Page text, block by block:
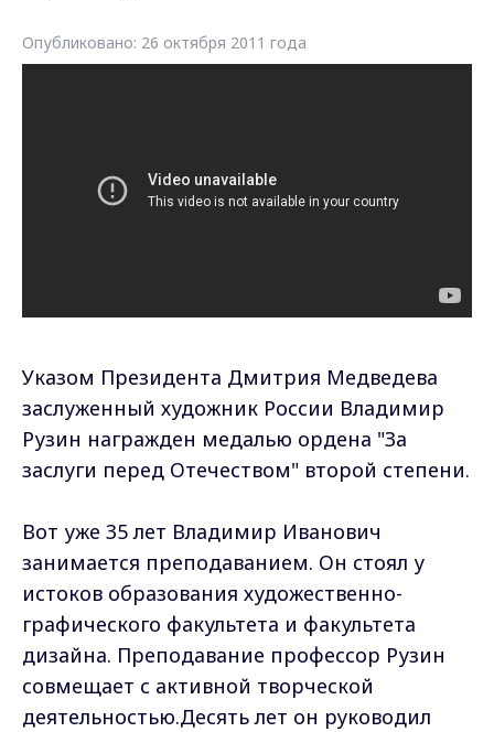
Опубликовано: 26 октября 2011 года
Указом Президента Дмитрия Медведева
заслуженный художник России Владимир
Рузин награжден медалью ордена "За
заслуги перед Отечеством" второй степени.
Вот уже 35 лет Владимир Иванович
занимается преподаванием. Он стоял у
истоков образования художественно-
графического факультета и факультета
дизайна. Преподавание профессор Рузин
совмещает с активной творческой
деятельностью.Десять лет он руководил